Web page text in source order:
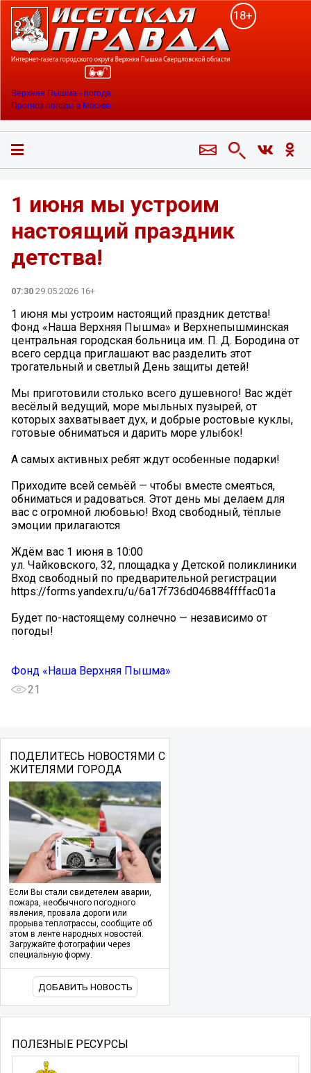
18+
Верхняя Пышма - погода
Прогноз погоды в Москве
1 июня мы устроим
настоящий праздник
детства!
07:30 29.05.2026 16+
1 июня мы устроим настоящий праздник детства!
Фонд «Наша Верхняя Пышма» и Верхнепышминская
центральная городская больница им. П. Д. Бородина от
всего сердца приглашают вас разделить этот
трогательный и светлый День защиты детей!
Мы приготовили столько всего душевного! Вас ждёт
весёлый ведущий, море мыльных пузырей, от
которых захватывает дух, и добрые ростовые куклы,
готовые обниматься и дарить море улыбок!
А самых активных ребят ждут особенные подарки!
Приходите всей семьёй — чтобы вместе смеяться,
обниматься и радоваться. Этот день мы делаем для
вас с огромной любовью! Вход свободный, тёплые
эмоции прилагаются
Ждём вас 1 июня в 10:00
ул. Чайковского, 32, площадка у Детской поликлиники
Вход свободный по предварительной регистрации
https://forms.yandex.ru/u/6a17f736d046884ffffac01a
Будет по-настоящему солнечно — независимо от
погоды!
Фонд «Наша Верхняя Пышма»
21
ПОДЕЛИТЕСЬ НОВОСТЯМИ С
ЖИТЕЛЯМИ ГОРОДА
Если Вы стали свидетелем аварии,
пожара, необычного погодного
явления, провала дороги или
прорыва теплотрассы, сообщите об
этом в ленте народных новостей.
Загружайте фотографии через
специальную форму.
ДОБАВИТЬ НОВОСТЬ
ПОЛЕЗНЫЕ РЕСУРСЫ